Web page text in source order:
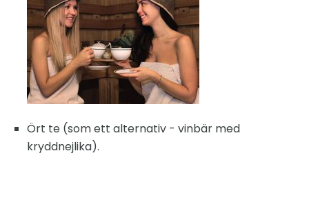
Ört te (som ett alternativ - vinbär med
kryddnejlika).